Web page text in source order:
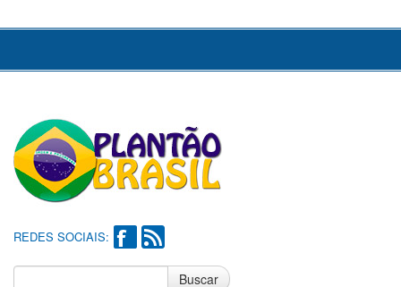
REDES SOCIAIS:
Buscar